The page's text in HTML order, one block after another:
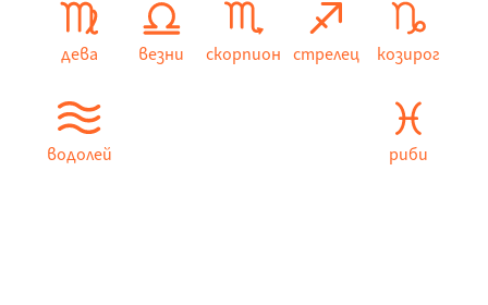
дева везни скорпион стрелец козирог
водолей риби